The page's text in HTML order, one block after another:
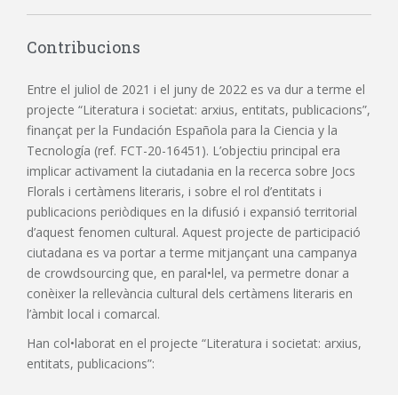
Contribucions
Entre el juliol de 2021 i el juny de 2022 es va dur a terme el
projecte “Literatura i societat: arxius, entitats, publicacions”,
finançat per la Fundación Española para la Ciencia y la
Tecnología (ref. FCT-20-16451). L’objectiu principal era
implicar activament la ciutadania en la recerca sobre Jocs
Florals i certàmens literaris, i sobre el rol d’entitats i
publicacions periòdiques en la difusió i expansió territorial
d’aquest fenomen cultural. Aquest projecte de participació
ciutadana es va portar a terme mitjançant una campanya
de crowdsourcing que, en paral•lel, va permetre donar a
conèixer la rellevància cultural dels certàmens literaris en
l’àmbit local i comarcal.
Han col•laborat en el projecte “Literatura i societat: arxius,
entitats, publicacions”: